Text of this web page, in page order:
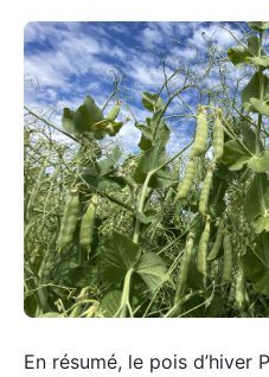
En résumé, le pois d’hiver